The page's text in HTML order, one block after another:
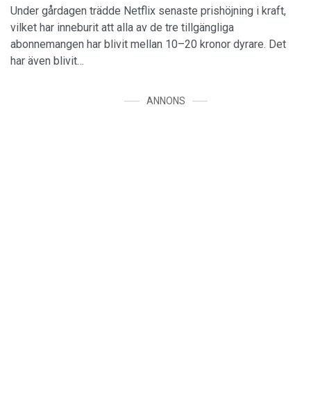
Under gårdagen trädde Netflix senaste prishöjning i kraft,
vilket har inneburit att alla av de tre tillgängliga
abonnemangen har blivit mellan 10–20 kronor dyrare. Det
har även blivit…
ANNONS